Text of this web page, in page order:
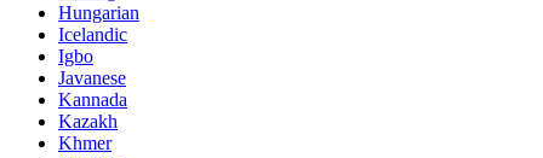
Hungarian
Icelandic
Igbo
Javanese
Kannada
Kazakh
Khmer